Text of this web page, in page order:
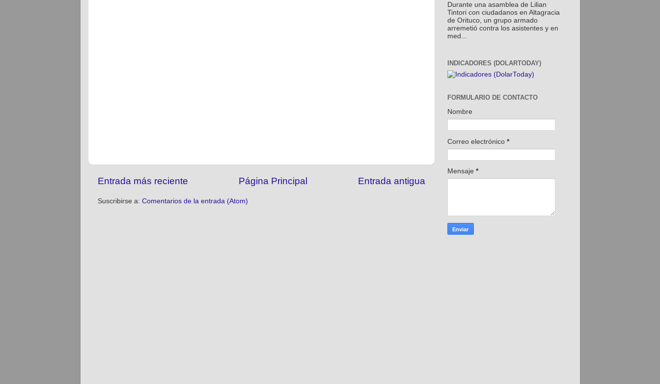
Entrada más reciente Entrada antigua
Página Principal
Suscribirse a: Comentarios de la entrada (Atom)
Durante una asamblea de Lilian
Tintori con ciudadanos en Altagracia
de Orituco, un grupo armado
arremetió contra los asistentes y en
med...
INDICADORES (DOLARTODAY)
FORMULARIO DE CONTACTO
Nombre
Correo electrónico *
Mensaje *